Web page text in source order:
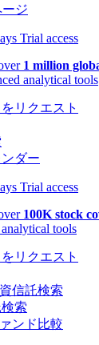
ージ
Trial access
1 million
analytical tools
リクエスト
ダー
Trial access
100K stock
tools
リクエスト
信託検索
索
ンド比較